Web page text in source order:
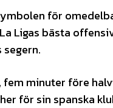
för
Ligas bästa
minuter före
för sin spanska